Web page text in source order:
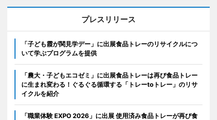
プレスリリース
「子ども霞が関見学デー」に出展食品トレーのリサイクルにつ
いて学ぶプログラムを提供
「農大・子どもエコゼミ」に出展食品トレーは再び食品トレー
に生まれ変わる！ぐるぐる循環する「トレーtoトレー」のリサ
イクルを紹介
「職業体験 EXPO 2026」に出展 使用済み食品トレーが再び食